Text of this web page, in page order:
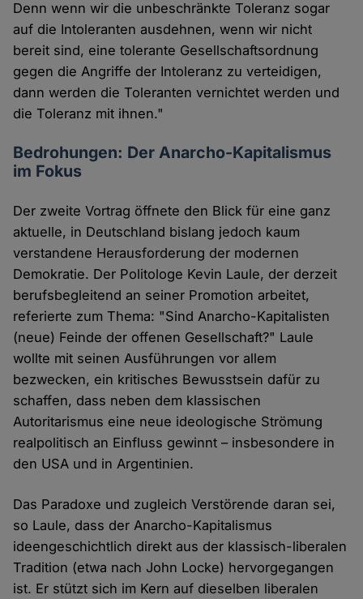
Denn wenn wir die unbeschränkte Toleranz sogar
auf die Intoleranten ausdehnen, wenn wir nicht
bereit sind, eine tolerante Gesellschaftsordnung
gegen die Angriffe der Intoleranz zu verteidigen,
dann werden die Toleranten vernichtet werden und
die Toleranz mit ihnen."
Bedrohungen: Der Anarcho-Kapitalismus
im Fokus
Der zweite Vortrag öffnete den Blick für eine ganz
aktuelle, in Deutschland bislang jedoch kaum
verstandene Herausforderung der modernen
Demokratie. Der Politologe Kevin Laule, der derzeit
berufsbegleitend an seiner Promotion arbeitet,
referierte zum Thema: "Sind Anarcho-Kapitalisten
(neue) Feinde der offenen Gesellschaft?" Laule
wollte mit seinen Ausführungen vor allem
bezwecken, ein kritisches Bewusstsein dafür zu
schaffen, dass neben dem klassischen
Autoritarismus eine neue ideologische Strömung
realpolitisch an Einfluss gewinnt – insbesondere in
den USA und in Argentinien.
Das Paradoxe und zugleich Verstörende daran sei,
so Laule, dass der Anarcho-Kapitalismus
ideengeschichtlich direkt aus der klassisch-liberalen
Tradition (etwa nach John Locke) hervorgegangen
ist. Er stützt sich im Kern auf dieselben liberalen